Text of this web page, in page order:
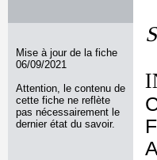
Mise à jour de la fiche
06/09/2021
Attention, le contenu de
cette fiche ne reflète
pas nécessairement le
dernier état du savoir.